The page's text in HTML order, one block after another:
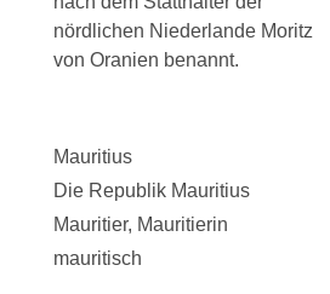
nördlichen Niederlande Moritz
von Oranien benannt.
Mauritius
Die Republik Mauritius
Mauritier, Mauritierin
mauritisch